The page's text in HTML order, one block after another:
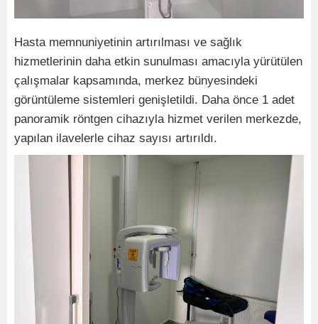
Hasta memnuniyetinin artırılması ve sağlık
hizmetlerinin daha etkin sunulması amacıyla yürütülen
çalışmalar kapsamında, merkez bünyesindeki
görüntüleme sistemleri genişletildi. Daha önce 1 adet
panoramik röntgen cihazıyla hizmet verilen merkezde,
yapılan ilavelerle cihaz sayısı artırıldı.